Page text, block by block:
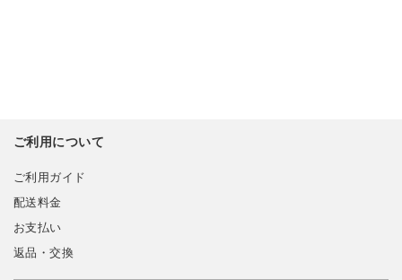
ご利用について
ご利用ガイド
配送料金
お支払い
返品・交換